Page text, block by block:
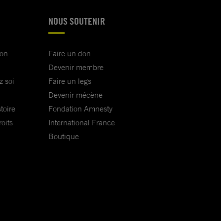
soi
NOUS SOUTENIR
Faire un don
Devenir membre
Faire un legs
Devenir mécène
Fondation Amnesty
International France
Boutique